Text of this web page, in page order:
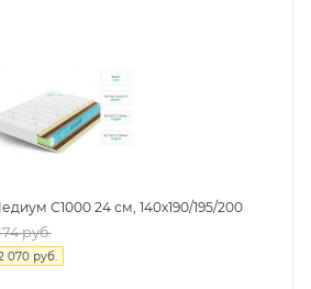
С1000 24 см, 140х190/195/200
руб.
070руб.